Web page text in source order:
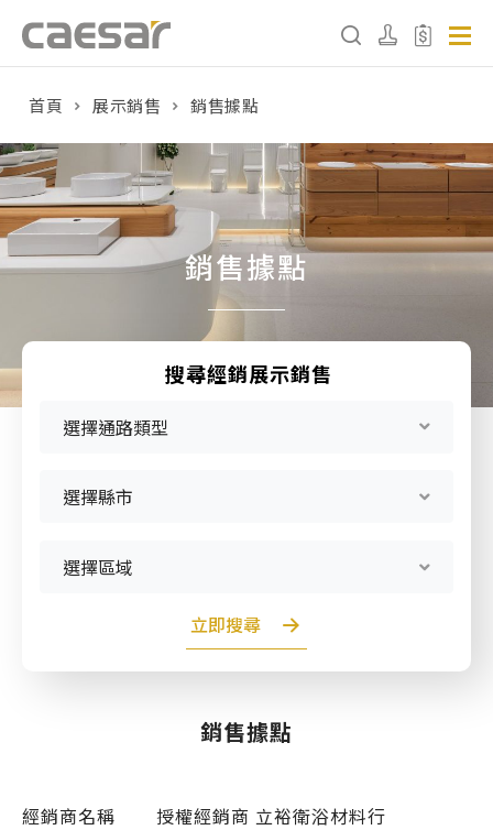
產品分類
請選擇產品
已下架商品
產品型號查詢
已下架商品
首頁 展示銷售 銷售據點
銷售據點
搜尋經銷展示銷售
選擇通路類型
選擇縣市
選擇區域
立即搜尋
銷售據點
授權經銷商 立裕衛浴材料行